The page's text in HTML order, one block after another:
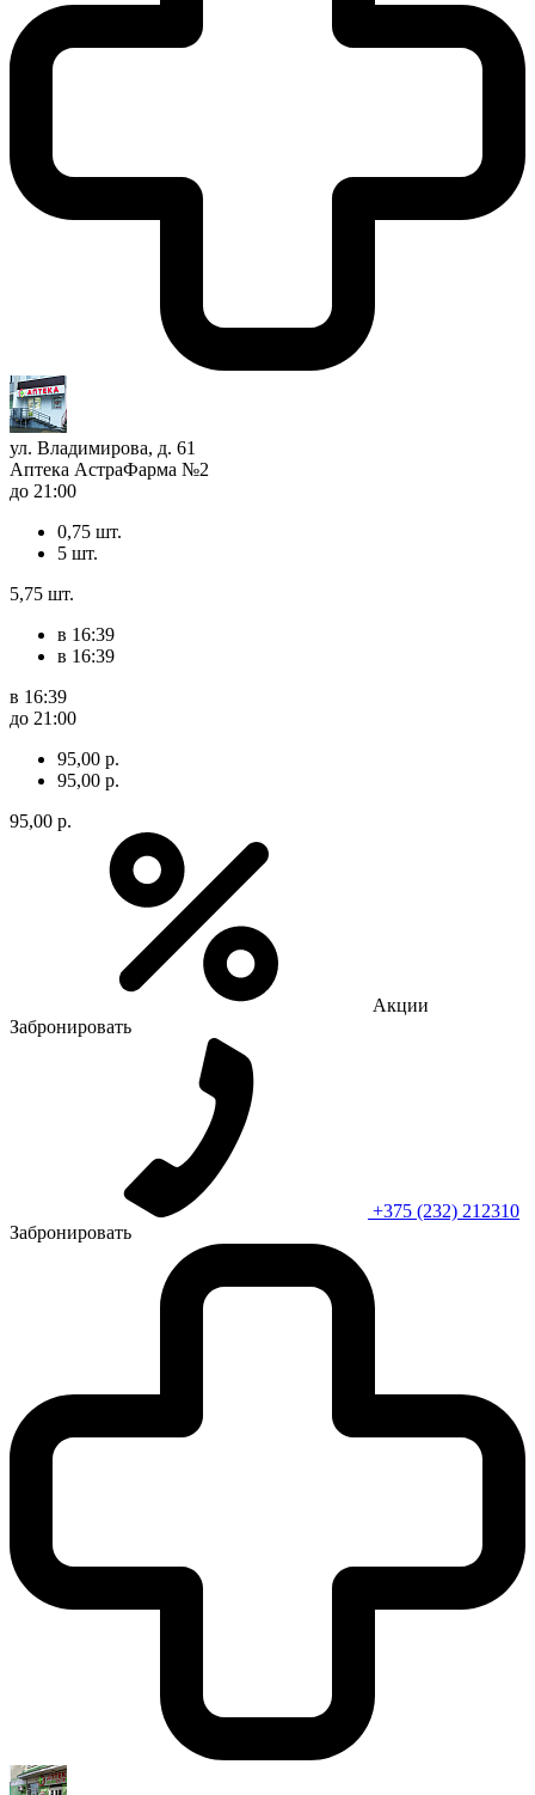
ул. Владимирова, д. 61
Аптека АстраФарма №2
до 21:00
0,75 шт.
5 шт.
5,75 шт.
в 16:39
в 16:39
в 16:39
до 21:00
95,00 р.
95,00 р.
95,00 р.
Акции
Забронировать
+375 (232) 212310
Забронировать